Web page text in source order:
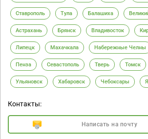
Ставрополь Тула Балашиха
Астрахань Брянск Владивосток
Липецк Махачкала Набережные Челны
Пенза Севастополь Тверь Томск
Ульяновск Хабаровск Чебоксары
Контакты:
Написать на почту